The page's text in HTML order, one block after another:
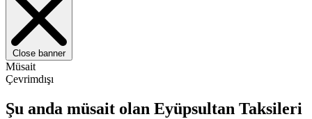
Close banner
Müsait
Çevrimdışı
Şu anda müsait olan Eyüpsultan Taksileri